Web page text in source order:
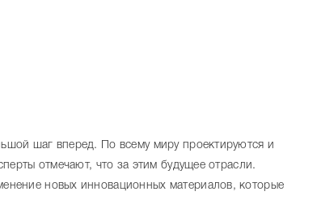
шаг вперед. По всему миру проектируются и
отмечают, что за этим будущее отрасли.
новых инновационных материалов, которые